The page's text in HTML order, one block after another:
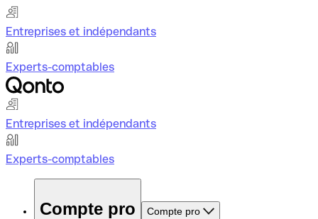
Entreprises et indépendants
Experts-comptables
Entreprises et indépendants
Experts-comptables
Compte pro Compte pro